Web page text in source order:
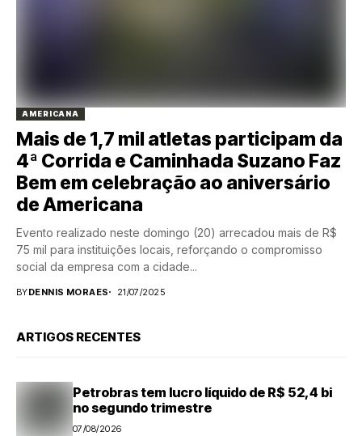
AMERICANA
Mais de 1,7 mil atletas participam da
4ª Corrida e Caminhada Suzano Faz
Bem em celebração ao aniversário
de Americana
Evento realizado neste domingo (20) arrecadou mais de R$
75 mil para instituições locais, reforçando o compromisso
social da empresa com a cidade...
BYDENNIS MORAES 21/07/2025
ARTIGOS RECENTES
Petrobras tem lucro líquido de R$ 52,4 bi
no segundo trimestre
07/08/2026